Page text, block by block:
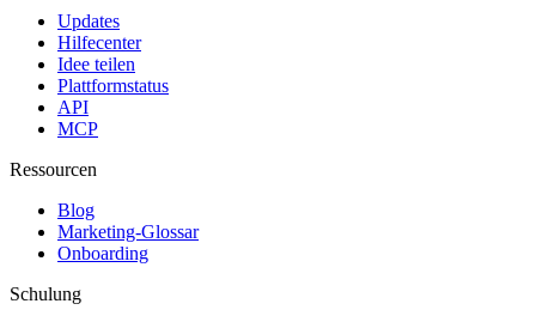
Updates
Hilfecenter
Idee teilen
Plattformstatus
API
MCP
Ressourcen
Blog
Marketing-Glossar
Onboarding
Schulung